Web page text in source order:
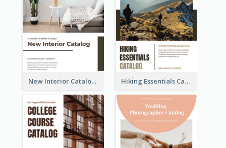
New Interior Catalog Hiking Essentials Catalog